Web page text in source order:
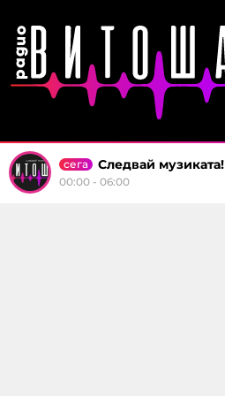
сега Следвай музиката!
00:00 - 06:00